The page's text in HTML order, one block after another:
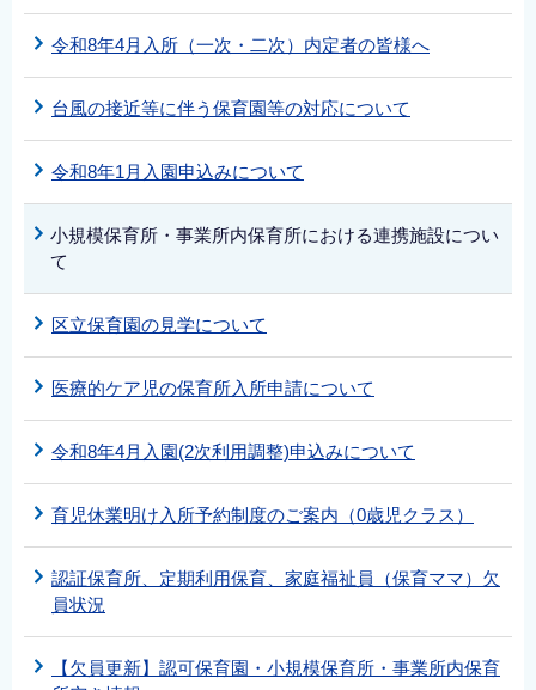
令和8年4月入所（一次・二次）内定者の皆様へ
台風の接近等に伴う保育園等の対応について
令和8年1月入園申込みについて
小規模保育所・事業所内保育所における連携施設につい
て
区立保育園の見学について
医療的ケア児の保育所入所申請について
令和8年4月入園(2次利用調整)申込みについて
育児休業明け入所予約制度のご案内（0歳児クラス）
認証保育所、定期利用保育、家庭福祉員（保育ママ）欠
員状況
【欠員更新】認可保育園・小規模保育所・事業所内保育